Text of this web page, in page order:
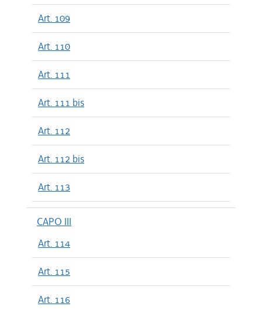
Art. 109
Art. 110
Art. 111
Art. 111 bis
Art. 112
Art. 112 bis
Art. 113
CAPO III
Art. 114
Art. 115
Art. 116